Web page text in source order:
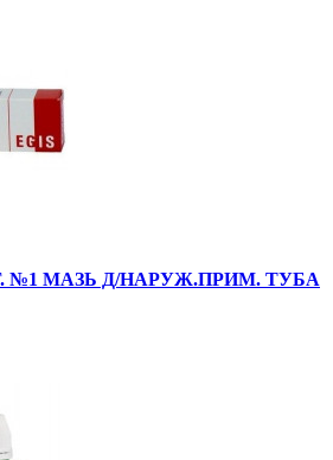
№1 МАЗЬ Д/НАРУЖ.ПРИМ. ТУБА